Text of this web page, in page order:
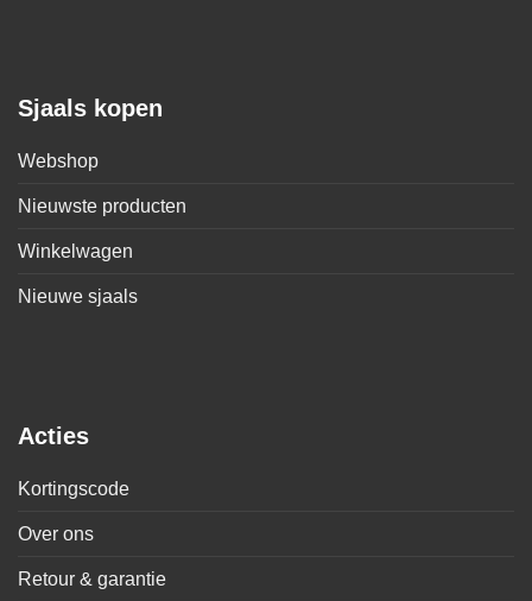
Sjaals kopen
Webshop
Nieuwste producten
Winkelwagen
Nieuwe sjaals
Acties
Kortingscode
Over ons
Retour & garantie